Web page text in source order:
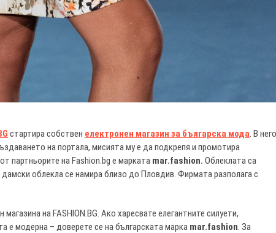
стартира собствен електронен магазин за българска мода. В него
на портала, мисията му е да подкрепя и промотира
партньорите на Fashion.bg е марката mar.fashion. Облеклата са
облекла се намира близо до Пловдив. Фирмата разполага с
на FASHION.BG. Ако харесвате елегантните силуети,
е модерна – доверете се на българската марка mar.fashion. За